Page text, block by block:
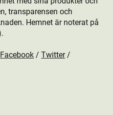
transparensen och
Hemnet är noterat på
Facebook / Twitter/